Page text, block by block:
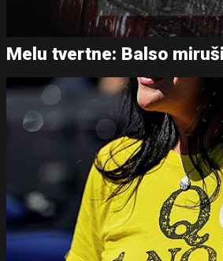
Melu tvertne: Balso